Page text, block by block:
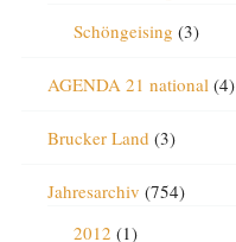
Schöngeising (3)
AGENDA 21 national (4)
Brucker Land (3)
Jahresarchiv (754)
2012 (1)